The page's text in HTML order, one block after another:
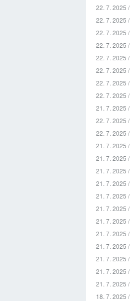
22. 7. 2025 /
22. 7. 2025 /
22. 7. 2025 /
22. 7. 2025 /
22. 7. 2025 /
22. 7. 2025 /
22. 7. 2025 /
22. 7. 2025 /
21. 7. 2025 /
22. 7. 2025 /
22. 7. 2025 /
21. 7. 2025 /
21. 7. 2025 /
21. 7. 2025 /
21. 7. 2025 /
21. 7. 2025 /
21. 7. 2025 /
21. 7. 2025 /
21. 7. 2025 /
21. 7. 2025 /
21. 7. 2025 /
21. 7. 2025 /
21. 7. 2025 /
18. 7. 2025 /